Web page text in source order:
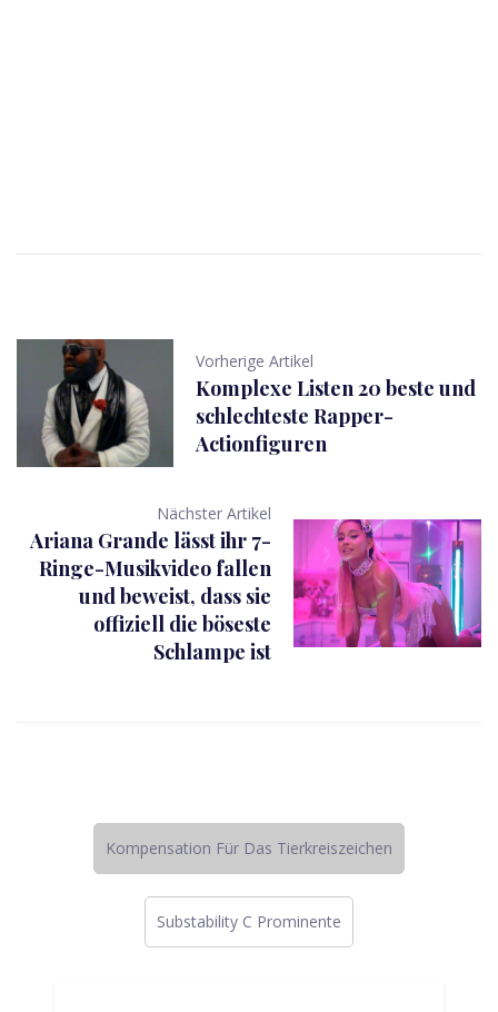
Vorherige Artikel
Komplexe Listen 20 beste und
schlechteste Rapper-
Actionfiguren
Nächster Artikel
Ariana Grande lässt ihr 7-
Ringe-Musikvideo fallen
und beweist, dass sie
offiziell die böseste
Schlampe ist
Kompensation Für Das Tierkreiszeichen
Substability C Prominente